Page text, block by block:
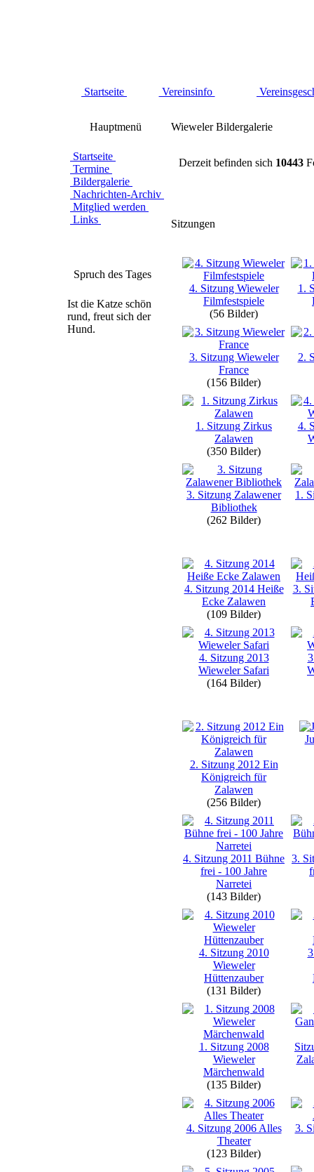
Startseite Vereinsinfo
Hauptmenü
Startseite
Termine
Bildergalerie
Nachrichten-Archiv
Mitglied werden
Links
Spruch des Tages
Ist die Katze schön
rund, freut sich der
Hund.
Wieweler Bildergalerie
Derzeit befinden sich 10443
Sitzungen
4. Sitzung Wieweler
Filmfestspiele
(56 Bilder)
1.
3. Sitzung Wieweler
France
(156 Bilder)
2.
1. Sitzung Zirkus
Zalawen
(350 Bilder)
4.
3. Sitzung Zalawener
Bibliothek
(262 Bilder)
1.
4. Sitzung 2014 Heiße
Ecke Zalawen
(109 Bilder)
3.
4. Sitzung 2013
Wieweler Safari
(164 Bilder)
2. Sitzung 2012 Ein
Königreich für
Zalawen
(256 Bilder)
4. Sitzung 2011 Bühne
frei - 100 Jahre
Narretei
(143 Bilder)
3.
4. Sitzung 2010
Wieweler
Hüttenzauber
(131 Bilder)
1. Sitzung 2008
Wieweler
Märchenwald
(135 Bilder)
4. Sitzung 2006 Alles
Theater
(123 Bilder)
3.